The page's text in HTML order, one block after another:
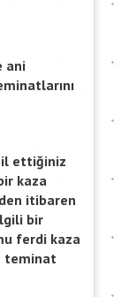
ani
ettiğiniz
kaza
itibaren
bir
ferdi kaza
teminat